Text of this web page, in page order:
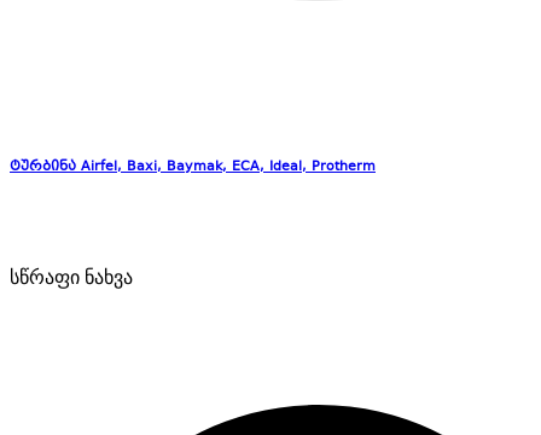
ტურბინა Airfel, Baxi, Baymak, ECA, Ideal, Protherm
სწრაფი ნახვა